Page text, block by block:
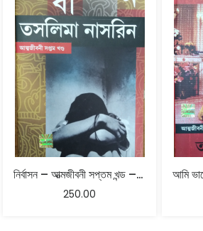
নির্বাসন – আত্মজীবনী সপ্তম খন্ড – তসলিমা নাসরিন
250.00